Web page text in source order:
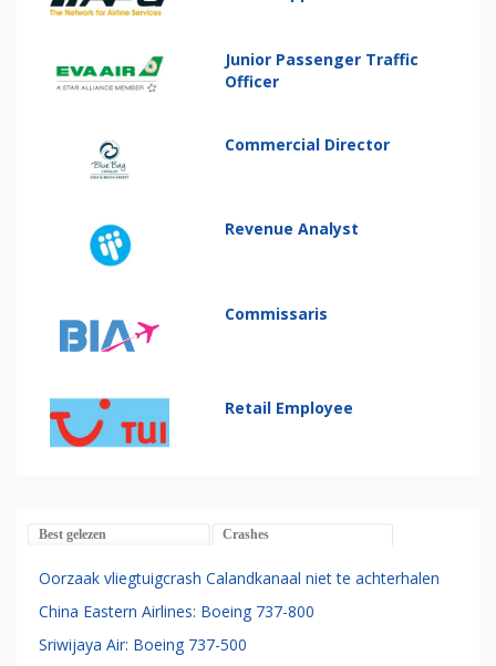
Junior Passenger Traffic
Officer
Commercial Director
Revenue Analyst
Commissaris
Retail Employee
Best gelezen Crashes
Oorzaak vliegtuigcrash Calandkanaal niet te achterhalen
China Eastern Airlines: Boeing 737-800
Sriwijaya Air: Boeing 737-500